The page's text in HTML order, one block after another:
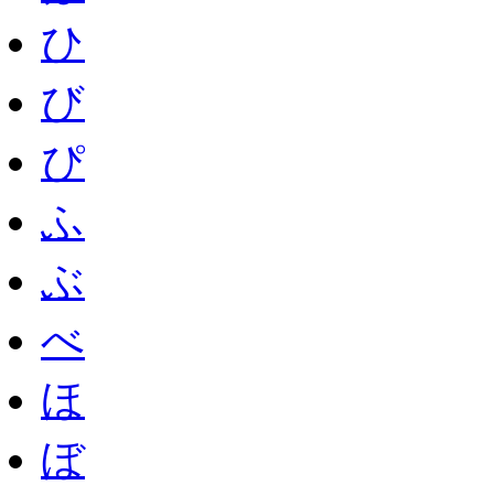
ひ
び
ぴ
ふ
ぶ
べ
ほ
ぼ